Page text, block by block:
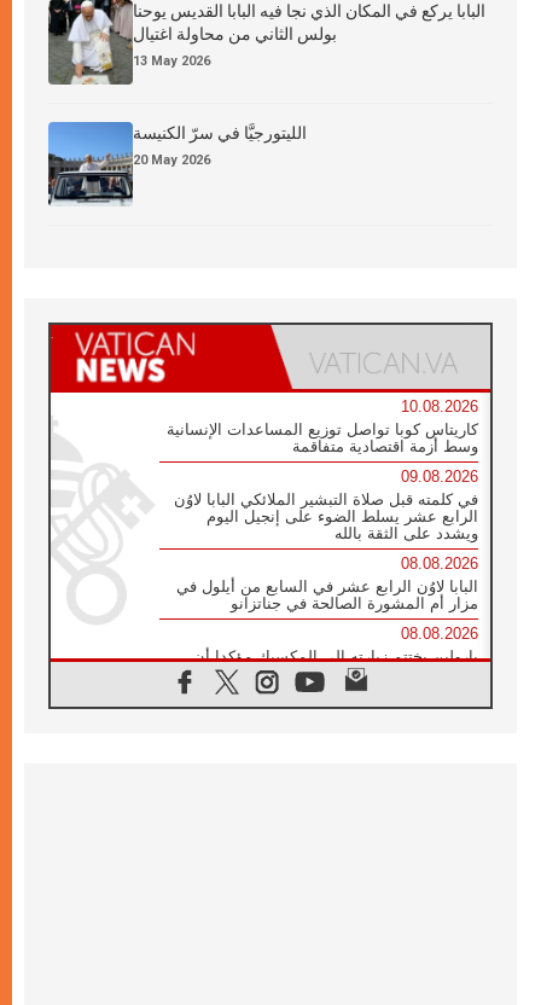
البابا يركع في المكان الذي نجا فيه البابا القديس يوحنا
بولس الثاني من محاولة اغتيال
13 May 2026
الليتورجيَّا في سرّ الكنيسة
20 May 2026
10.08.2026
كاريتاس كوبا تواصل توزيع المساعدات الإنسانية
وسط أزمة اقتصادية متفاقمة
09.08.2026
في كلمته قبل صلاة التبشير الملائكي البابا لاوُن
الرابع عشر يسلط الضوء على إنجيل اليوم
ويشدد على الثقة بالله
08.08.2026
البابا لاوُن الرابع عشر في السابع من أيلول في
مزار أم المشورة الصالحة في جناتزانو
08.08.2026
بارولين يختتم زيارته إلى المكسيك مؤكدا أن
صناعة السلام تبدأ بالتعاطف مع ألم الآخر
07.08.2026